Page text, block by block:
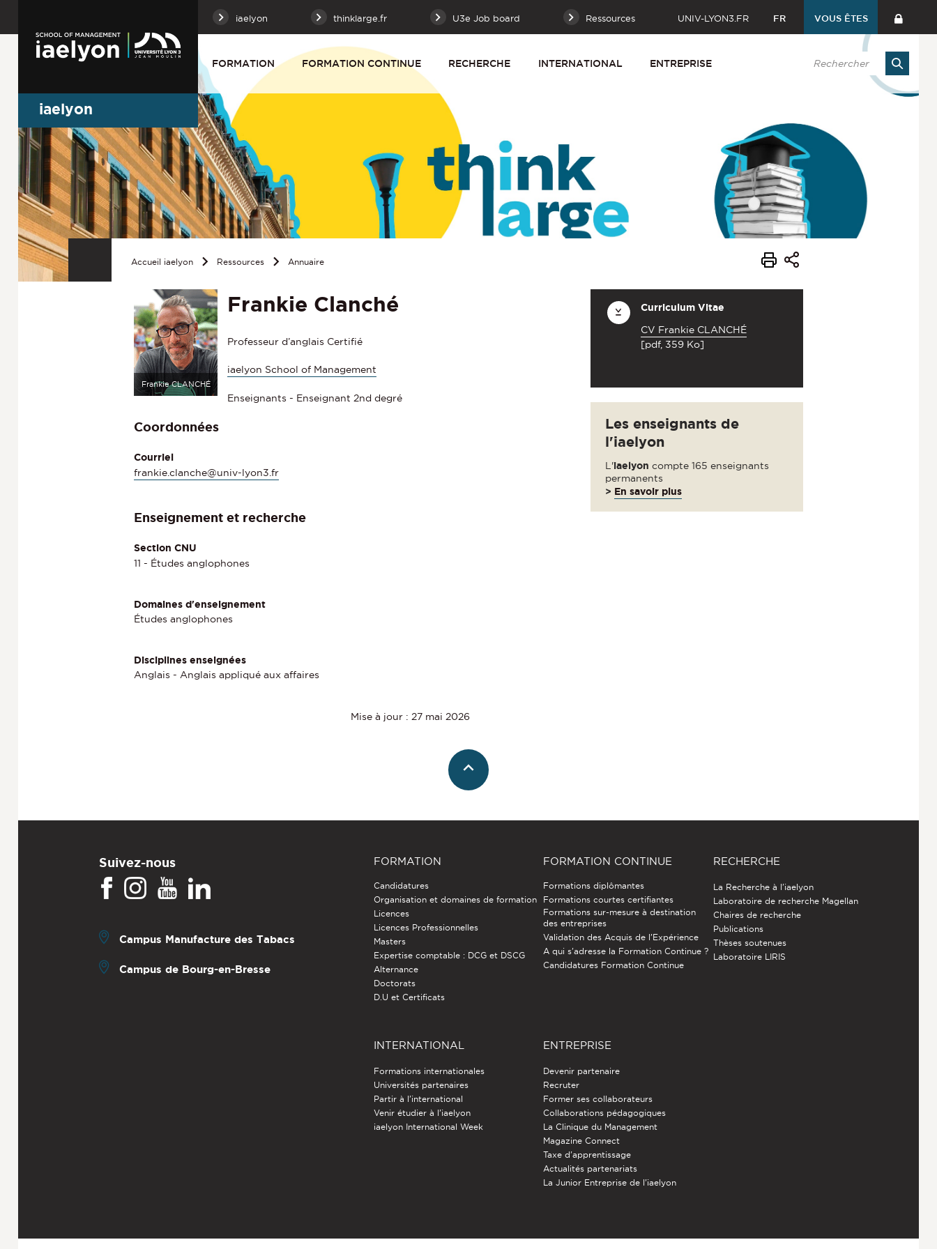
iaelyon thinklarge.fr U3e Job board Ressources UNIV-LYON3.FR FR VOUS ÊTES
FORMATION FORMATION CONTINUE RECHERCHE INTERNATIONAL ENTREPRISE
iaelyon
Accueil iaelyon Ressources Annuaire
Frankie CLANCHÉ
Frankie Clanché
Professeur d’anglais Certifié
iaelyon School of Management
Enseignants - Enseignant 2nd degré
Coordonnées
Courriel
frankie.clanche@univ-lyon3.fr
Enseignement et recherche
Section CNU
11 - Études anglophones
Domaines d'enseignement
Études anglophones
Disciplines enseignées
Anglais - Anglais appliqué aux affaires
Curriculum Vitae
CV Frankie CLANCHÉ
[pdf, 359 Ko]
Les enseignants de
l'iaelyon
L'iaelyon compte 165 enseignants
permanents
> En savoir plus
Mise à jour : 27 mai 2026
Suivez-nous
Campus Manufacture des Tabacs
Campus de Bourg-en-Bresse
FORMATION
Candidatures
Organisation et domaines de formation
Licences
Licences Professionnelles
Masters
Expertise comptable : DCG et DSCG
Alternance
Doctorats
D.U et Certificats
FORMATION CONTINUE
Formations diplômantes
Formations courtes certifiantes
Formations sur-mesure à destination
des entreprises
Validation des Acquis de l’Expérience
A qui s'adresse la Formation Continue ?
Candidatures Formation Continue
RECHERCHE
La Recherche à l'iaelyon
Laboratoire de recherche Magellan
Chaires de recherche
Publications
Thèses soutenues
Laboratoire LIRIS
INTERNATIONAL
Formations internationales
Universités partenaires
Partir à l'international
Venir étudier à l’iaelyon
iaelyon International Week
ENTREPRISE
Devenir partenaire
Recruter
Former ses collaborateurs
Collaborations pédagogiques
La Clinique du Management
Magazine Connect
Taxe d'apprentissage
Actualités partenariats
La Junior Entreprise de l'iaelyon